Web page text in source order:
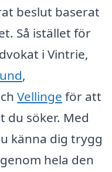
beslut baserat
Så istället för
i Vintrie,
,
Vellinge för att
du söker. Med
känna dig trygg
hela den